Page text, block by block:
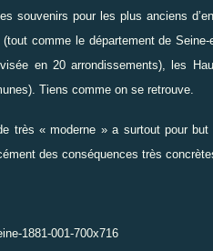
souvenirs pour les plus anciens
comme le département deSeine-
en 20arrondissements), les
Tiens comme on se
très « moderne » a surtout pour
des conséquences très